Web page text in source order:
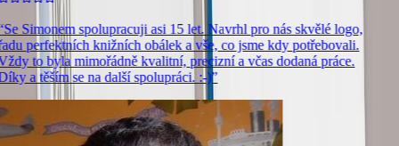
Se Simonem spolupracuji asi 15 let. Navrhl pro nás skvělé logo,
perfektních knižních obálek a vše, co jsme kdy potřebovali.
to byla mimořádně kvalitní, precizní a včas dodaná práce.
a těším se na další spolupráci. :-)”